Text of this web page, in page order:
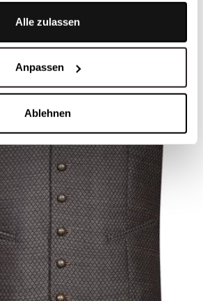
Alle zulassen
Anpassen
Ablehnen